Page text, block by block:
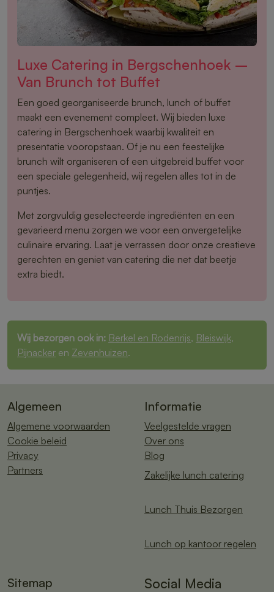
Luxe Catering in Bergschenhoek –
Van Brunch tot Buffet
Een goed georganiseerde brunch, lunch of buffet
maakt een evenement compleet. Wij bieden luxe
catering in Bergschenhoek waarbij kwaliteit en
presentatie vooropstaan. Of je nu een feestelijke
brunch wilt organiseren of een uitgebreid buffet voor
een speciale gelegenheid, wij regelen alles tot in de
puntjes.
Met zorgvuldig geselecteerde ingrediënten en een
gevarieerd menu zorgen we voor een onvergetelijke
culinaire ervaring. Laat je verrassen door onze creatieve
gerechten en geniet van catering die net dat beetje
extra biedt.
Wij bezorgen ook in: Berkel en Rodenrijs, Bleiswijk,
Pijnacker en Zevenhuizen.
Algemeen
Algemene voorwaarden
Cookie beleid
Privacy
Partners
Informatie
Veelgestelde vragen
Over ons
Blog
Zakelijke lunch catering
Lunch Thuis Bezorgen
Lunch op kantoor regelen
Sitemap Social Media